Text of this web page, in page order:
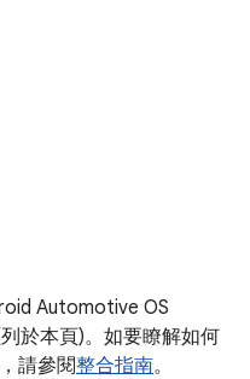
Automotive OS
於本頁)。如要瞭解如何
請參閱整合指南。